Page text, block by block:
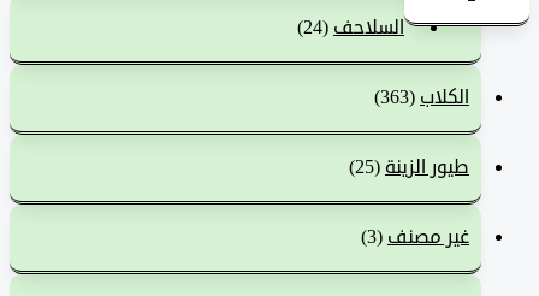
السلاحف(24)
الكلاب(363)
طيور الزينة (25)
غير مصنف(3)